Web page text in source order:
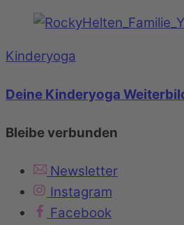
Kinderyoga
Deine Kinderyoga
Bleibe verbunden
Newsletter
Instagram
Facebook